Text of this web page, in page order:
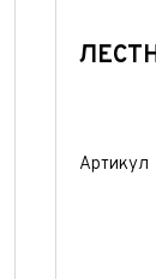
Артикул